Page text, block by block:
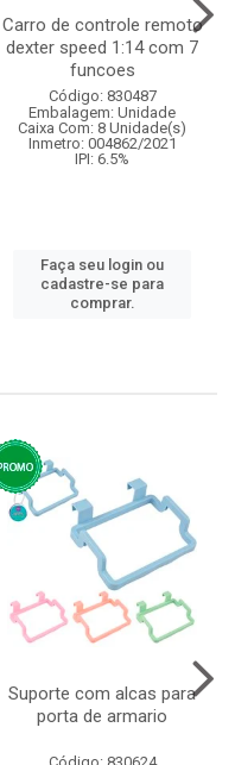
Carro de controle remoto
dexter speed 1:14 com 7
funcoes
Código: 830487
Embalagem: Unidade
Caixa Com: 8 Unidade(s)
Inmetro: 004862/2021
IPI: 6.5%
Faça seu login ou
cadastre-se para
comprar.
Suporte com alcas para
porta de armario